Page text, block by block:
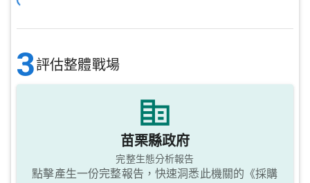
3評估整體戰場
苗栗縣政府
完整生態分析報告
點擊產生一份完整報告，快速洞悉此機關的《採購